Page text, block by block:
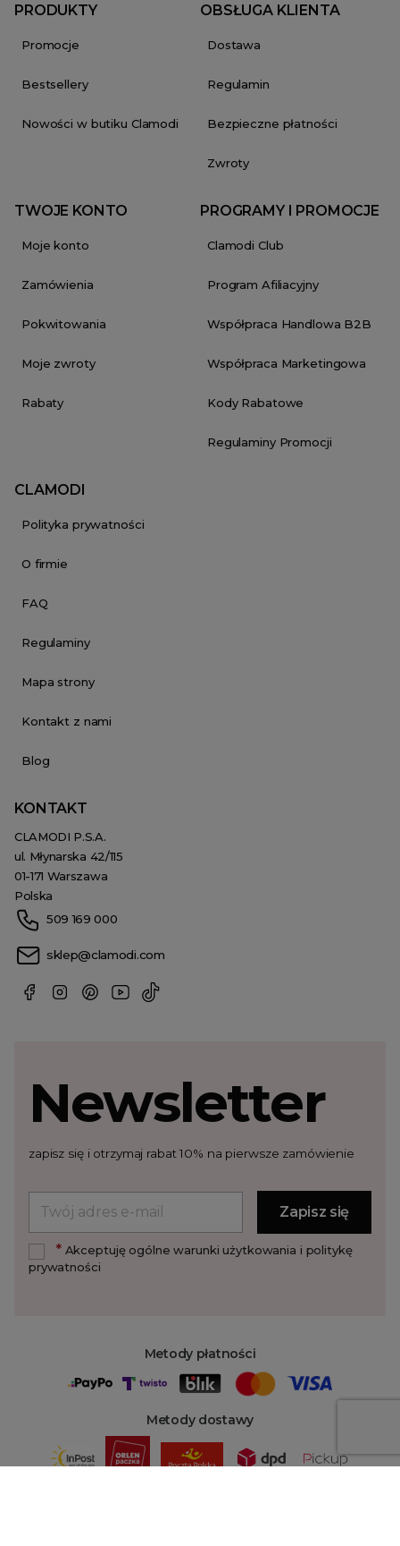
PRODUKTY
Promocje
Bestsellery
Nowości w butiku Clamodi
OBSŁUGA KLIENTA
Dostawa
Regulamin
Bezpieczne płatności
Zwroty
TWOJE KONTO
Moje konto
Zamówienia
Pokwitowania
Moje zwroty
Rabaty
PROGRAMY I PROMOCJE
Clamodi Club
Program Afiliacyjny
Współpraca Handlowa B2B
Współpraca Marketingowa
Kody Rabatowe
Regulaminy Promocji
CLAMODI
Polityka prywatności
O firmie
FAQ
Regulaminy
Mapa strony
Kontakt z nami
Blog
KONTAKT
CLAMODI P.S.A.
ul. Młynarska 42/115
01-171 Warszawa
Polska
509 169 000
sklep@clamodi.com
Metody płatności
Metody dostawy
Newsletter
zapisz się i otrzymaj rabat 10% na pierwsze zamówienie
*Akceptuję ogólne warunki użytkowania i politykę
prywatności